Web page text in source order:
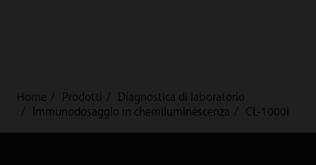
Home Prodotti
Diagnostica di laboratorio
Immunodosaggio in chemiluminescenza
CL-1000i